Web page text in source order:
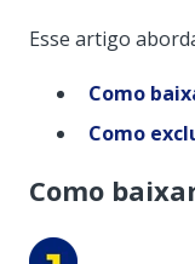
Esse artigo
Como
Como
Como